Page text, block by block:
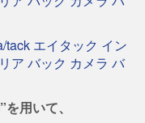
用いて、